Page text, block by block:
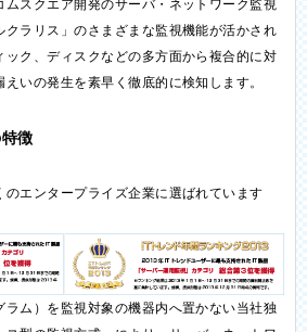
スクエア開発のサーバ・ネットワーク監視
クラリス」のさまざまな監視機能が活かされ
ック、ディスクなどの多方面から複合的に対
いの発生を素早く徹底的に検知します。
徴
エンタープライズ企業に選ばれています
ラム）を監視対象の機器内へ置かない当社独